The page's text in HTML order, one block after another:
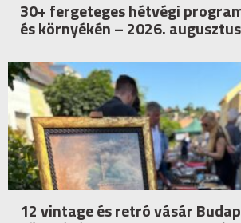
30+ fergeteges hétvégi
és környékén – 2026.
12 vintage és retró vásár